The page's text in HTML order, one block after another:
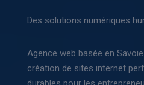
Des solutions numériques
Agence web basée en
création de sites internet